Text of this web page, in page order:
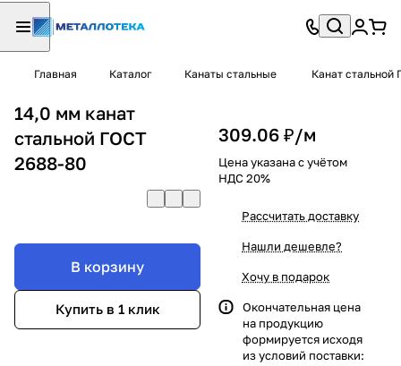
Главная Каталог Канаты стальные Канат стальной
14,0 мм канат
стальной ГОСТ
2688-80
В корзину
Купить в 1 клик
309.06 ₽/м
Цена указана с учётом
НДС 20%
Рассчитать доставку
Нашли дешевле?
Хочу в подарок
Окончательная цена
на продукцию
формируется исходя
из условий поставки: